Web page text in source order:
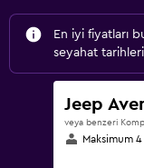
En iyi fiyatları
seyahat
Jeep
veya benzeri
Maksimum